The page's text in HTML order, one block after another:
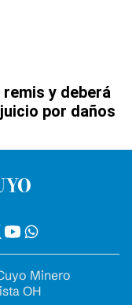
y deberá
por daños
Minero
OH